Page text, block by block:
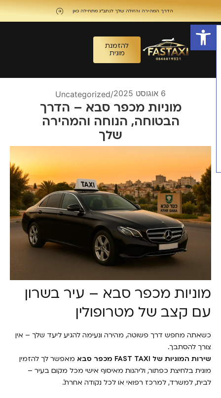
פתח סרגל נגישות
הדרך המהירה והזולה שלך לנתב"ג מתחילה כאן
להזמנת
מונית
/
Uncategorized
מוניות מכפר סבא – הדרך
הבטוחה, הנוחה והמהירה
שלך
מוניות מכפר סבא – עיר בשרון
עם קצב של מטרופולין
כשאתה מחפש דרך פשוטה, מהירה ונעימה להגיע ליעד שלך – אין
צורך להסתבך.
שירות המוניות של FAST TAXI מכפר סבא
מאפשר לך להזמין
מונית בלחיצת כפתור, וליהנות מאיסוף אישי מכל מקום בעיר –
לבית, למשרד, למרכז רפואי או לכל נקודה אחרת.ֿ